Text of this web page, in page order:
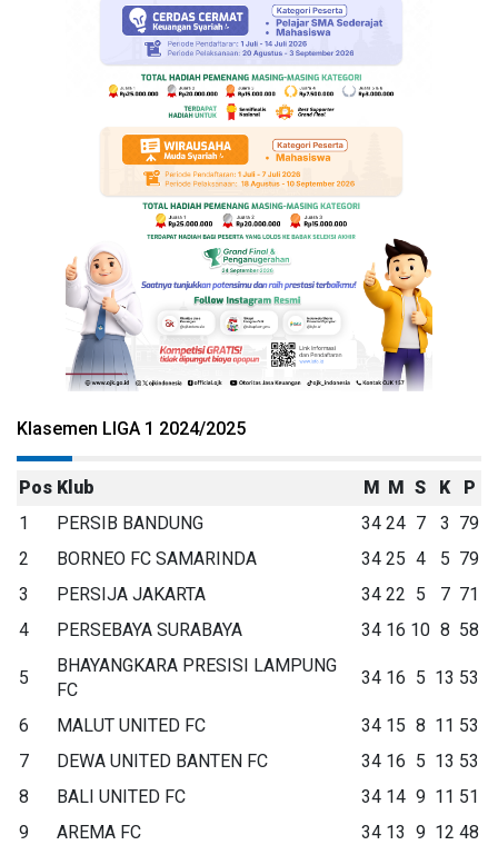
Klasemen LIGA 1 2024/2025
Pos Klub M M S K
P
1
PERSIB BANDUNG 34 24 7 3 79
2
BORNEO FC SAMARINDA 34 25 4 5 79
3
PERSIJA JAKARTA 34 22 5 7 71
4
PERSEBAYA SURABAYA 34 16 10 8 58
5
BHAYANGKARA PRESISI LAMPUNG
FC
34 16 5 13 53
6 MALUT UNITED FC 34 15 8 11 53
7
DEWA UNITED BANTEN FC 34 16 5 13 53
8
BALI UNITED FC 34 14 9 11 51
9
AREMA FC 34 13 9 12 48